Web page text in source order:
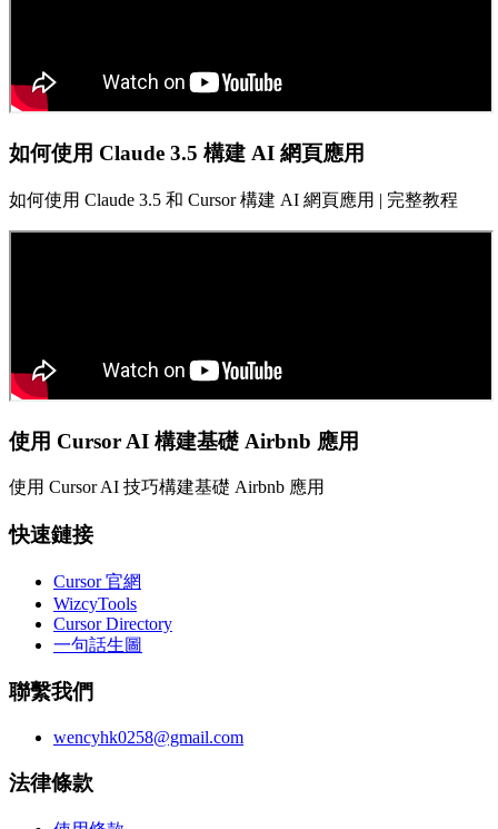
如何使用 Claude 3.5 構建 AI 網頁應用
如何使用 Claude 3.5 和 Cursor 構建 AI 網頁應用 | 完整教程
使用 Cursor AI 構建基礎 Airbnb 應用
使用 Cursor AI 技巧構建基礎 Airbnb 應用
快速鏈接
Cursor 官網
WizcyTools
Cursor Directory
一句話生圖
聯繫我們
wencyhk0258@gmail.com
法律條款